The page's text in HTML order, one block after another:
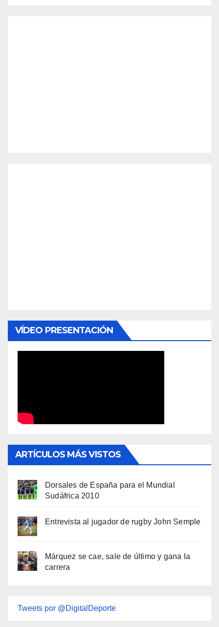
VÍDEO PRESENTACIÓN
ARTÍCULOS MÁS VISTOS
Dorsales de España para el Mundial
Sudáfrica 2010
Entrevista al jugador de rugby John Semple
Márquez se cae, sale de último y gana la
carrera
Tweets por @DigitalDeporte